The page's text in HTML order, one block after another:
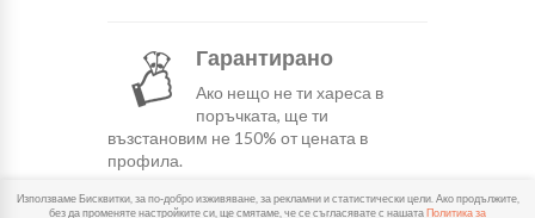
Гарантирано
Ако нещо не ти хареса в
поръчката, ще ти
възстановим не 150% от цената в
профила.
Използваме Бисквитки, за по-добро изживяване, за рекламни и статистически цели. Ако продължите,
без да променяте настройките си, ще смятаме, че се съгласявате с нашатаПолитика за